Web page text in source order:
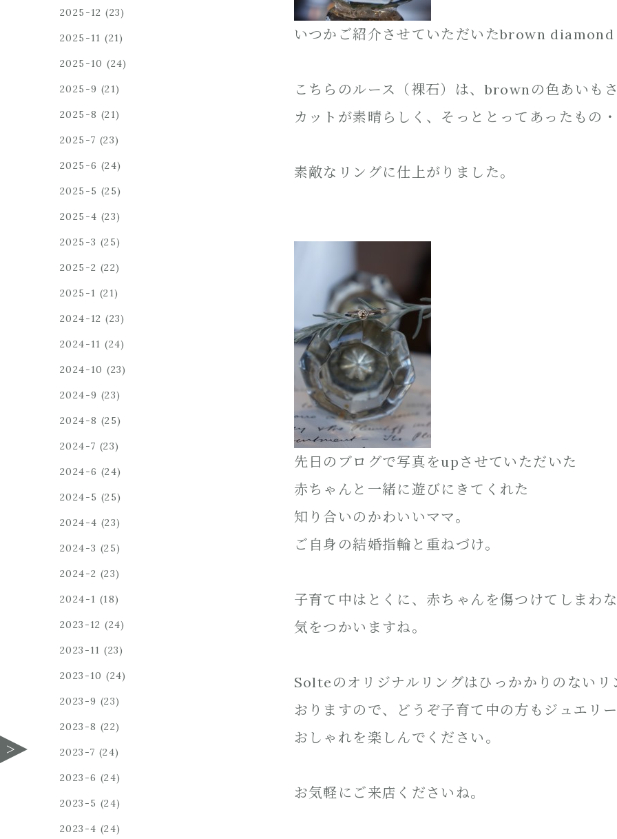
2025-12 (23)
2025-11 (21)
2025-10 (24)
2025-9 (21)
2025-8 (21)
2025-7 (23)
2025-6 (24)
2025-5 (25)
2025-4 (23)
2025-3 (25)
2025-2 (22)
2025-1 (21)
2024-12 (23)
2024-11 (24)
2024-10 (23)
2024-9 (23)
2024-8 (25)
2024-7 (23)
2024-6 (24)
2024-5 (25)
2024-4 (23)
2024-3 (25)
2024-2 (23)
2024-1 (18)
2023-12 (24)
2023-11 (23)
2023-10 (24)
2023-9 (23)
2023-8 (22)
2023-7 (24)
2023-6 (24)
2023-5 (24)
2023-4 (24)
いつかご紹介させていただいたbrown diamond
こちらのルース（裸石）は、brownの色あいも
カットが素晴らしく、そっととってあったもの・
素敵なリングに仕上がりました。
先日のブログで写真をupさせていただいた
赤ちゃんと一緒に遊びにきてくれた
知り合いのかわいいママ。
ご自身の結婚指輪と重ねづけ。
子育て中はとくに、赤ちゃんを傷つけてしまわ
気をつかいますね。
Solteのオリジナルリングはひっかかりのないリ
おりますので、どうぞ子育て中の方もジュエリ
おしゃれを楽しんでください。
お気軽にご来店くださいね。